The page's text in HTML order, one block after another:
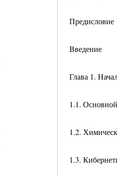
Предисловие
Введение
Глава 1.
1.1.
1.2.
1.3.